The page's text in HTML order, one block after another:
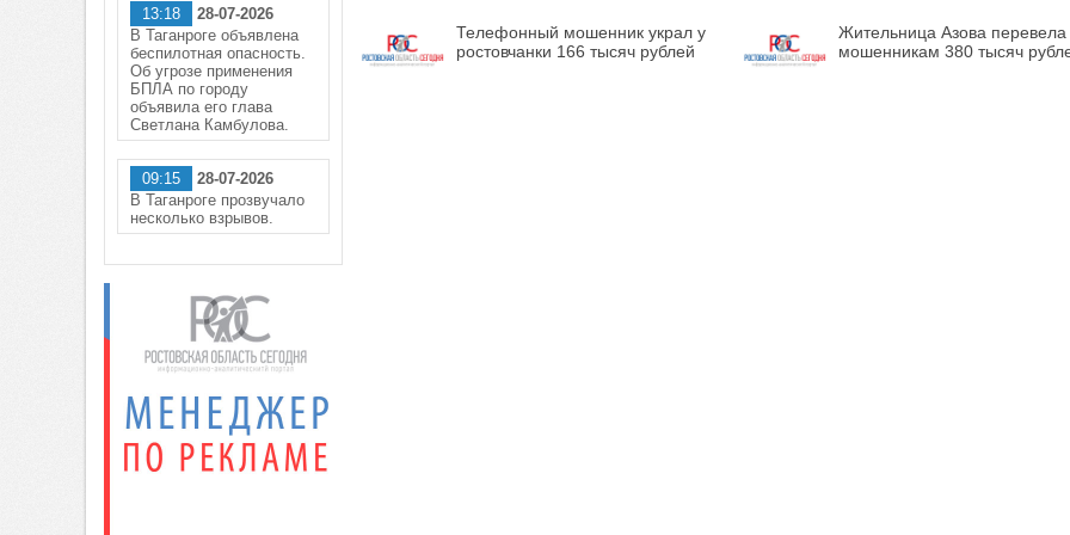
Телефонный мошенник украл у
ростовчанки 166 тысяч рублей
Жительница Азова перевела
мошенникам 380 тысяч
13:18
28-07-2026
В Таганроге объявлена
беспилотная опасность.
Об угрозе применения
БПЛА по городу
объявила его глава
Светлана Камбулова.
09:15
28-07-2026
В Таганроге прозвучало
несколько взрывов.